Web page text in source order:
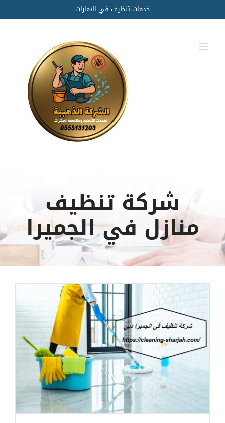
to
content
خدمات تنظيف في الامارات
شركة تنظيف
منازل في الجميرا